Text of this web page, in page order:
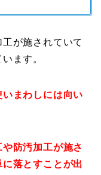
が施されていて
ます。
まわしには向い
防汚加工が施さ
落とすことが出